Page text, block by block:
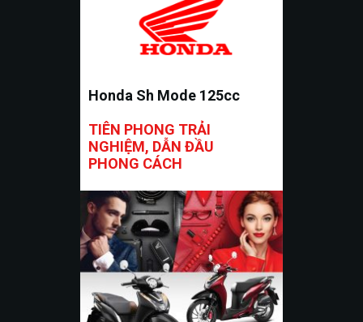
Honda Sh Mode 125cc
TIÊN PHONG TRẢI
NGHIỆM, DẪN ĐẦU
PHONG CÁCH